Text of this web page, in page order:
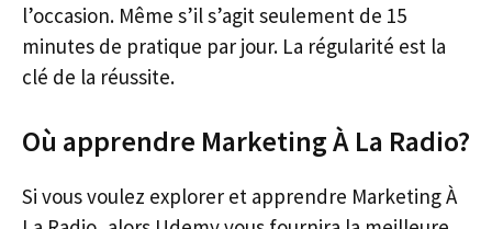
l’occasion. Même s’il s’agit seulement de 15
minutes de pratique par jour. La régularité est la
clé de la réussite.
Où apprendre Marketing À La Radio?
Si vous voulez explorer et apprendre Marketing À